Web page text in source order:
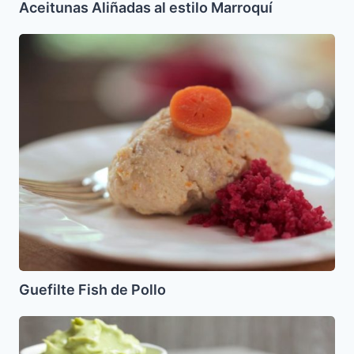
Aceitunas Aliñadas al estilo Marroquí
Guefilte
Guefilte Fish de Pollo
Chips
de